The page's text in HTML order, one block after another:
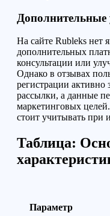
Дополнительные
На сайте Rubleks нет
дополнительных
консультации или
Однако в отзывах
регистрации активно
рассылки, а данные
маркетинговых
стоит учитывать при
Таблица:
Параметр